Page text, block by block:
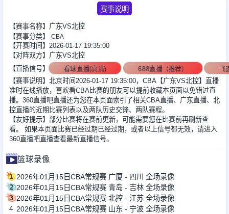
赛事说明
【赛事名称】广东VS北控
【赛事分类】 CBA
【开赛时间】2026-01-17 19:35:00
【对阵双方】广东VS北控
【直播信号】
看球直播(高清) 688直播（推荐） 飞
【赛事说明】北京时间2026-01-17 19:35:00，CBA【广东VS北控】直播
准时在线播放，喜欢看CBA比赛的朋友可以提前收藏本页面以免错过直
播。360直播吧直播还为您在本页面索引了相关CBA直播、广东直播、北
控直播的近期比赛列表以及两队历史交锋、两队赛程。
【友好提示】部分比赛将在赛前更新，可能需要您在比赛前再刷新查
看。 如果本页面比赛已经过期已经过期，或者以上信号都无效，请进入
360直播吧直播查看最新直播信号。
篮球录像
1 2026年01月15日CBA常规赛 广厦 - 四川 全场录像
2 2026年01月15日CBA常规赛 青岛 - 吉林 全场录像
3 2026年01月15日CBA常规赛 北控 - 江苏 全场录像
4 2026年01月15日CBA常规赛 山东 - 宁波 全场录像